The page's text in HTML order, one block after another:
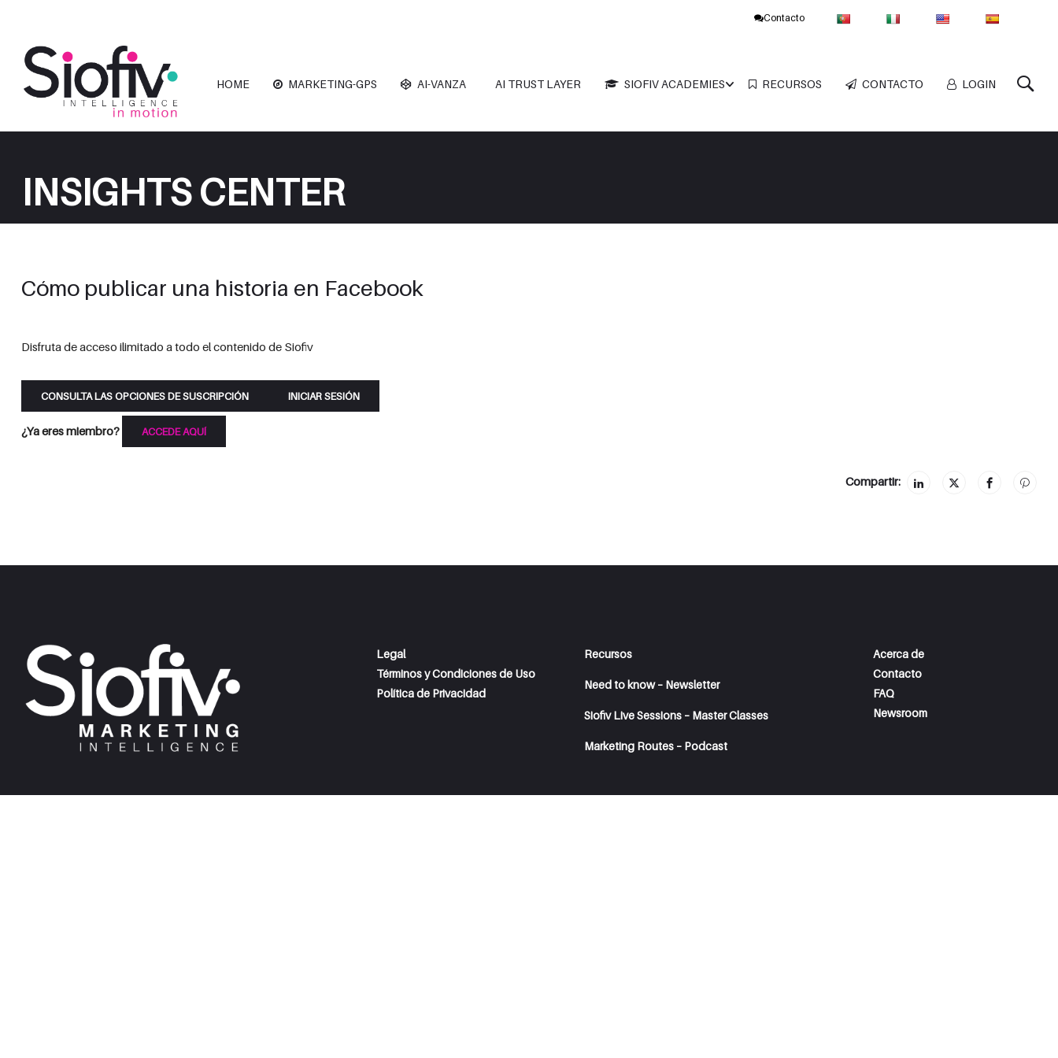
Contacto
HOME MARKETING-GPS AI-VANZA AI TRUST LAYER SIOFIV ACADEMIES RECURSOS CONTACTO LOGIN
INSIGHTS CENTER
Cómo publicar una historia en Facebook
Disfruta de acceso ilimitado a todo el contenido de Siofiv
CONSULTA LAS OPCIONES DE SUSCRIPCIÓN INICIAR SESIÓN
¿Ya eres miembro? ACCEDE AQUÍ
Compartir:
Legal
Términos y Condiciones de Uso
Política de Privacidad
Recursos
Need to know – Newsletter
Siofiv Live Sessions – Master Classes
Marketing Routes – Podcast
Acerca de
Contacto
FAQ
Newsroom